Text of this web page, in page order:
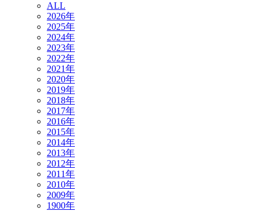
ALL
2026年
2025年
2024年
2023年
2022年
2021年
2020年
2019年
2018年
2017年
2016年
2015年
2014年
2013年
2012年
2011年
2010年
2009年
1900年